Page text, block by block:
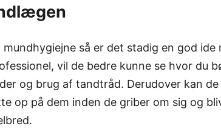
så er det stadig en god ide
vil de bedre kunne se hvor du
og brug af tandtråd. Derudover kan de
op på dem inden de griber om sig og